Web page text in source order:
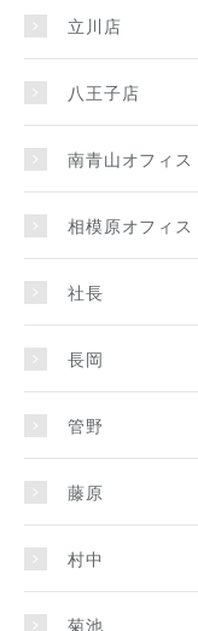
立川店
八王子店
南青山オフィス
相模原オフィス
社長
長岡
管野
藤原
村中
菊池